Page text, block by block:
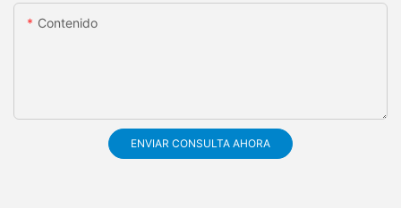
Contenido
ENVIAR CONSULTA AHORA